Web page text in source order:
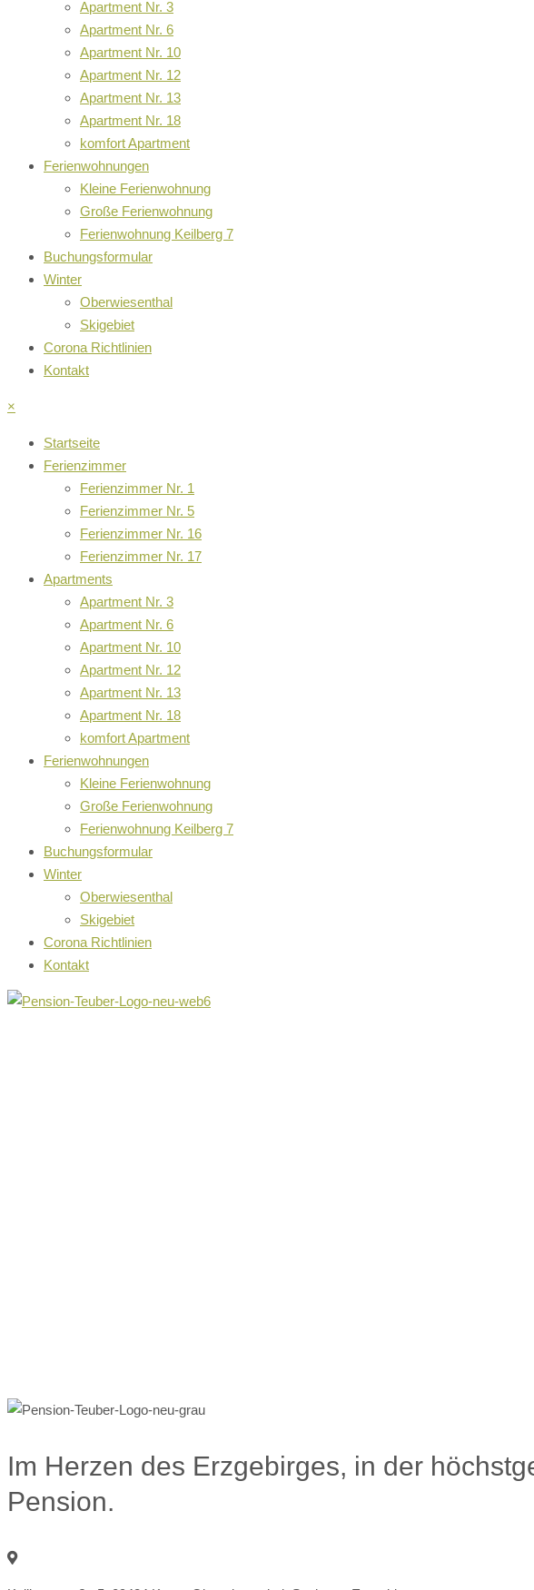
Apartment Nr. 3
Apartment Nr. 6
Apartment Nr. 10
Apartment Nr. 12
Apartment Nr. 13
Apartment Nr. 18
komfort Apartment
Ferienwohnungen
Kleine Ferienwohnung
Große Ferienwohnung
Ferienwohnung Keilberg 7
Buchungsformular
Winter
Oberwiesenthal
Skigebiet
Corona Richtlinien
Kontakt
×
Startseite
Ferienzimmer
Ferienzimmer Nr. 1
Ferienzimmer Nr. 5
Ferienzimmer Nr. 16
Ferienzimmer Nr. 17
Apartments
Apartment Nr. 3
Apartment Nr. 6
Apartment Nr. 10
Apartment Nr. 12
Apartment Nr. 13
Apartment Nr. 18
komfort Apartment
Ferienwohnungen
Kleine Ferienwohnung
Große Ferienwohnung
Ferienwohnung Keilberg 7
Buchungsformular
Winter
Oberwiesenthal
Skigebiet
Corona Richtlinien
Kontakt
Im Herzen des Erzgebirges, in der
Pension.